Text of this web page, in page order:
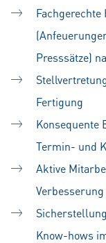
Presssätze)
Fertigung
Konsequente
Termin- und
Aktive
Know-hows